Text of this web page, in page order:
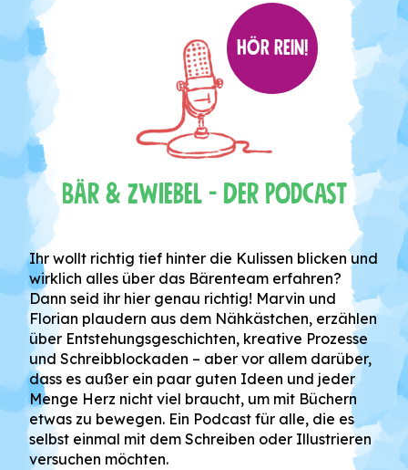
HÖR REIN!
Bär & Zwiebel - Der Podcast
Ihr wollt richtig tief hinter die Kulissen blicken und
wirklich alles über das Bärenteam erfahren?
Dann seid ihr hier genau richtig! Marvin und
Florian plaudern aus dem Nähkästchen, erzählen
über Entstehungsgeschichten, kreative Prozesse
und Schreibblockaden – aber vor allem darüber,
dass es außer ein paar guten Ideen und jeder
Menge Herz nicht viel braucht, um mit Büchern
etwas zu bewegen. Ein Podcast für alle, die es
selbst einmal mit dem Schreiben oder Illustrieren
versuchen möchten.